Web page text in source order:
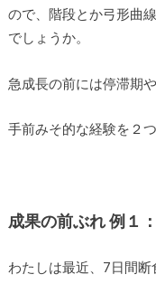
ので、階段とか弓形曲
でしょうか。
急成長の前には停滞期
手前みそ的な経験を２
成果の前ぶれ 例１
わたしは最近、7日間断